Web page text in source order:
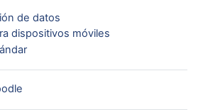
de datos
dispositivos móviles